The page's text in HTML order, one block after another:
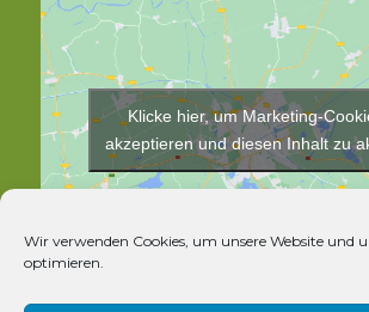
Wir verwenden Cookies, um unsere Website und
optimieren.
Klicke hier, um Marketing-
akzeptieren und diesen Inhalt zu